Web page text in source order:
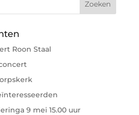
Roon Staal
9 mei 15.00 uur